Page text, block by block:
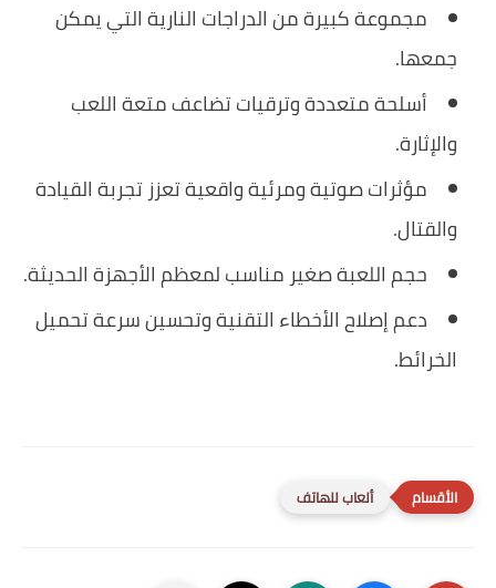
مجموعة كبيرة من الدراجات النارية التي يمكن
جمعها.
أسلحة متعددة وترقيات تضاعف متعة اللعب
والإثارة.
مؤثرات صوتية ومرئية واقعية تعزز تجربة القيادة
والقتال.
حجم اللعبة صغير مناسب لمعظم الأجهزة الحديثة.
دعم إصلاح الأخطاء التقنية وتحسين سرعة تحميل
الخرائط.
ألعاب للهاتف